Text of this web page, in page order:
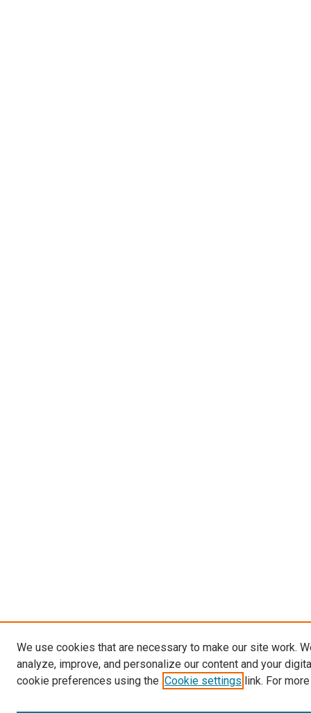
We use cookies that are necessary to make our site work.
analyze, improve, and personalize our content and your
cookie preferences using the Cookie settings link. For